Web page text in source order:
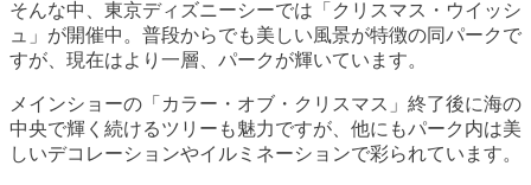
そんな中、東京ディズニーシーでは「クリスマス・ウイッシ
ュ」が開催中。普段からでも美しい風景が特徴の同パークで
すが、現在はより一層、パークが輝いています。
メインショーの「カラー・オブ・クリスマス」終了後に海の
中央で輝く続けるツリーも魅力ですが、他にもパーク内は美
しいデコレーションやイルミネーションで彩られています。